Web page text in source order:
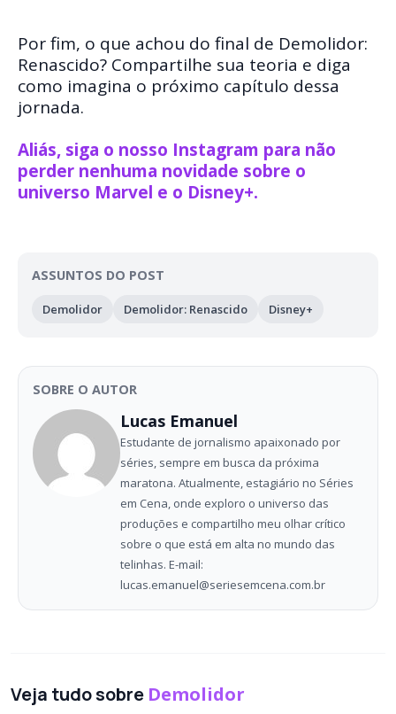
Por fim, o que achou do final de Demolidor:
Renascido? Compartilhe sua teoria e diga
como imagina o próximo capítulo dessa
jornada.
Aliás, siga o nosso Instagram para não
perder nenhuma novidade sobre o
universo Marvel e o Disney+.
ASSUNTOS DO POST
Demolidor Demolidor: Renascido Disney+
SOBRE O AUTOR
Lucas Emanuel
Estudante de jornalismo apaixonado por
séries, sempre em busca da próxima
maratona. Atualmente, estagiário no Séries
em Cena, onde exploro o universo das
produções e compartilho meu olhar crítico
sobre o que está em alta no mundo das
telinhas. E-mail:
lucas.emanuel@seriesemcena.com.br
Veja tudo sobre Demolidor